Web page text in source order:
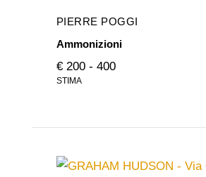
PIERRE POGGI
Ammonizioni
€ 200 - 400
STIMA